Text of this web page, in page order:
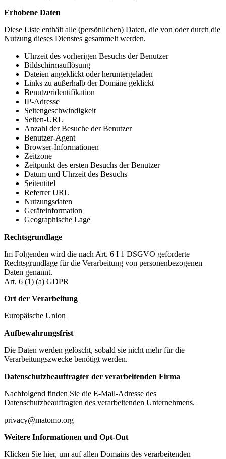
Erhobene Daten
Diese Liste enthält alle (persönlichen) Daten, die von oder durch die
Nutzung dieses Dienstes gesammelt werden.
Uhrzeit des vorherigen Besuchs der Benutzer
Bildschirmauflösung
Dateien angeklickt oder heruntergeladen
Links zu außerhalb der Domäne geklickt
Benutzeridentifikation
IP-Adresse
Seitengeschwindigkeit
Seiten-URL
Anzahl der Besuche der Benutzer
Benutzer-Agent
Browser-Informationen
Zeitzone
Zeitpunkt des ersten Besuchs der Benutzer
Datum und Uhrzeit des Besuchs
Seitentitel
Referrer URL
Nutzungsdaten
Geräteinformation
Geographische Lage
Rechtsgrundlage
Im Folgenden wird die nach Art. 6 I 1 DSGVO geforderte
Rechtsgrundlage für die Verarbeitung von personenbezogenen
Daten genannt.
Art. 6 (1) (a) GDPR
Ort der Verarbeitung
Europäische Union
Aufbewahrungsfrist
Die Daten werden gelöscht, sobald sie nicht mehr für die
Verarbeitungszwecke benötigt werden.
Datenschutzbeauftragter der verarbeitenden Firma
Nachfolgend finden Sie die E-Mail-Adresse des
Datenschutzbeauftragten des verarbeitenden Unternehmens.
privacy@matomo.org
Weitere Informationen und Opt-Out
Klicken Sie hier, um auf allen Domains des verarbeitenden